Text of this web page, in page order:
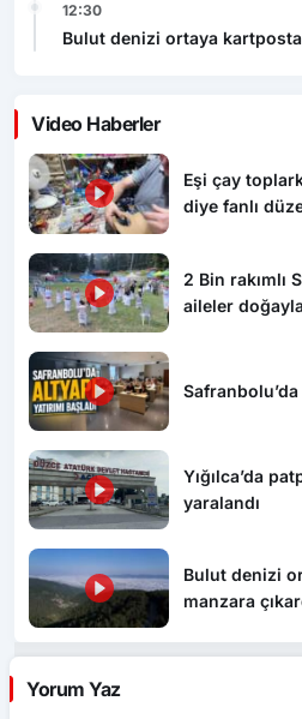
12:30
Bulut denizi ortaya
Video Haberler
Eşi çay
diye fanlı
2 Bin rakımlı
aileler
Safranbolu’da
Yığılca’da
yaralandı
Bulut denizi
manzara
Yorum Yaz